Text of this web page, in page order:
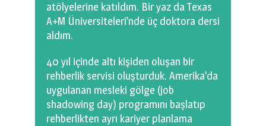
atölyelerine katıldım. Bir yaz da Texas
A+M Üniversiteleri’nde üç doktora dersi
aldım.
40 yıl içinde altı kişiden oluşan bir
rehberlik servisi oluşturduk. Amerika’da
uygulanan mesleki gölge (job
shadowing day) programını başlatıp
rehberlikten ayrı kariyer planlama